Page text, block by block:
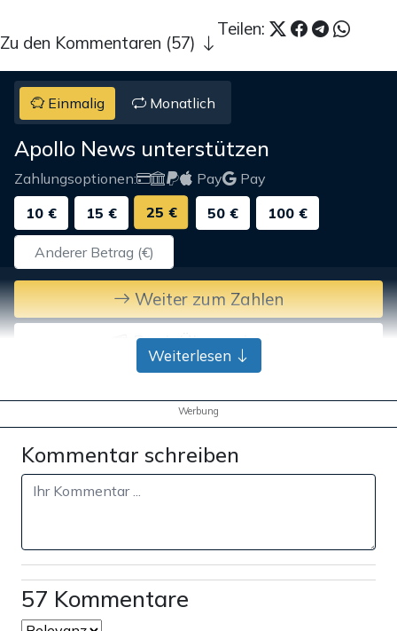
Teilen:
Zu den Kommentaren (57)
Einmalig Monatlich
Apollo News unterstützen
Zahlungsoptionen: Pay
Pay
10 €
15 € 25 € 50 € 100 €
Weiter zum Zahlen
Bank-Überweisung
Weiterlesen
Werbung
Kommentar schreiben
57 Kommentare